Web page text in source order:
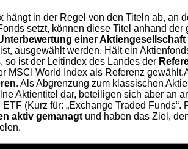
hängt in der Regel von den Titeln ab, an
setzt, können diese Titel anhand
einer Aktiengesellschaft
ausgewählt werden. Hält ein
so ist der Leitindex des Landes der
MSCI World Index als Referenz
. Als Abgrenzung zum klassischen
Aktientitel dar, beteiligen sich aber an
(Kurz für: „Exchange Traded
aktiv gemanagt und haben das Ziel,